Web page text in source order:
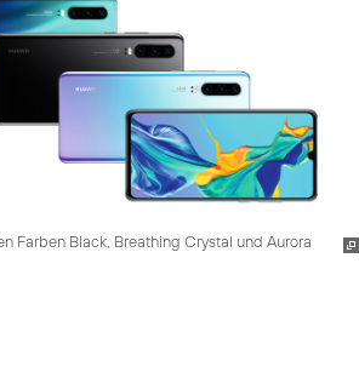
Farben Black, Breathing Crystal und Aurora